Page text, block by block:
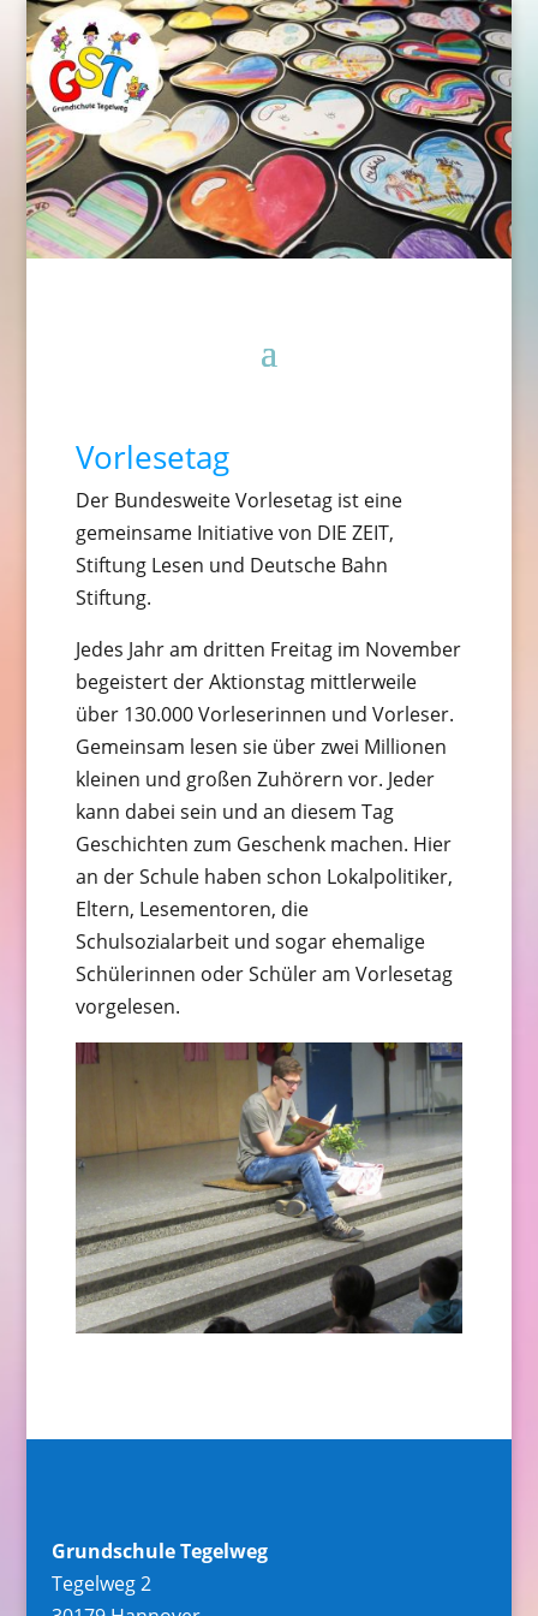
Vorlesetag
Der Bundesweite Vorlesetag ist eine
gemeinsame Initiative von DIE ZEIT,
Stiftung Lesen und Deutsche Bahn
Stiftung.
Jedes Jahr am dritten Freitag im November
begeistert der Aktionstag mittlerweile
über 130.000 Vorleserinnen und Vorleser.
Gemeinsam lesen sie über zwei Millionen
kleinen und großen Zuhörern vor. Jeder
kann dabei sein und an diesem Tag
Geschichten zum Geschenk machen. Hier
an der Schule haben schon Lokalpolitiker,
Eltern, Lesementoren, die
Schulsozialarbeit und sogar ehemalige
Schülerinnen oder Schüler am Vorlesetag
vorgelesen.
Grundschule Tegelweg
Tegelweg 2